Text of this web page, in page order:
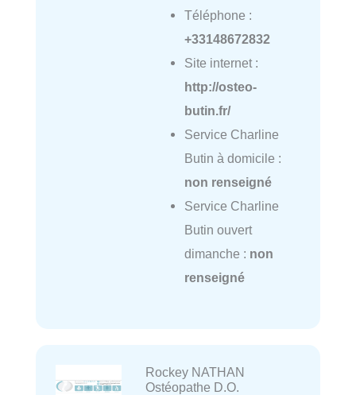
Téléphone :
+33148672832
Site internet :
http://osteo-
butin.fr/
Service Charline
Butin à domicile :
non renseigné
Service Charline
Butin ouvert
dimanche : non
renseigné
Rockey NATHAN
Ostéopathe D.O.